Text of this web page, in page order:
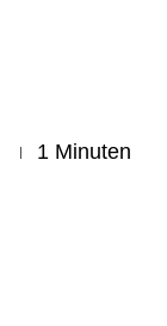
1 Minuten